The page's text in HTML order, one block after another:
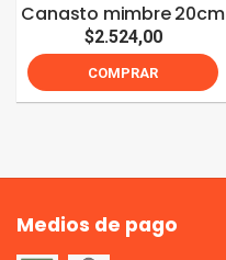
Canasto mimbre 20cm
$2.524,00
COMPRAR
Medios de pago